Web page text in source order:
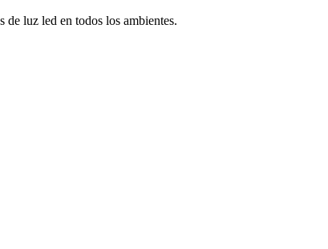
luz led en todos los ambientes.